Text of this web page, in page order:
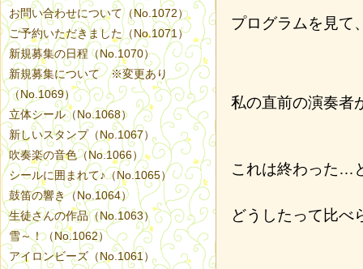
プログラムを見て
私の直前の演奏
これは終わった…
どうしたって比べ
お問い合わせについて（No.1072）
ご予約いただきました（No.1071）
新規募集の日程（No.1070）
新規募集について ※変更あり
（No.1069）
立体シール（No.1068）
新しいスタンプ（No.1067）
吹奏楽の音色（No.1066）
シールに囲まれて♪（No.1065）
鼓笛の響き（No.1064）
生徒さんの作品（No.1063）
雪～！（No.1062）
アイロンビーズ（No.1061）